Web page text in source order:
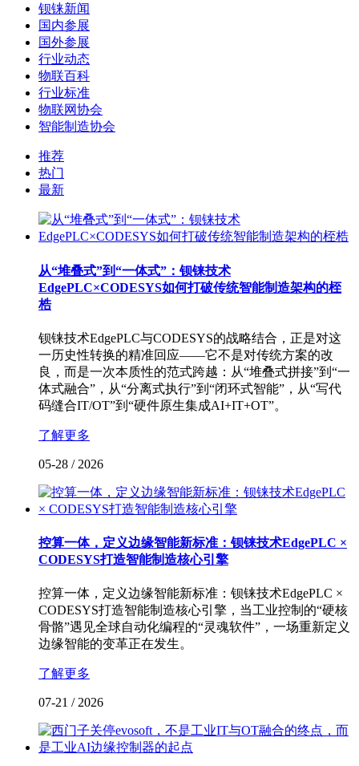
钡铼新闻
国内参展
国外参展
行业动态
物联百科
行业标准
物联网协会
智能制造协会
推荐
热门
最新
从“堆叠式”到“一体式”：钡铼技术
EdgePLC×CODESYS如何打破传统智能制造架构的桎
梏
钡铼技术EdgePLC与CODESYS的战略结合，正是对这
一历史性转换的精准回应——它不是对传统方案的改
良，而是一次本质性的范式跨越：从“堆叠式拼接”到“一
体式融合”，从“分离式执行”到“闭环式智能”，从“写代
码缝合IT/OT”到“硬件原生集成AI+IT+OT”。
了解更多
05-28 / 2026
控算一体，定义边缘智能新标准：钡铼技术EdgePLC ×
CODESYS打造智能制造核心引擎
控算一体，定义边缘智能新标准：钡铼技术EdgePLC ×
CODESYS打造智能制造核心引擎，当工业控制的“硬核
骨骼”遇见全球自动化编程的“灵魂软件”，一场重新定义
边缘智能的变革正在发生。
了解更多
07-21 / 2026